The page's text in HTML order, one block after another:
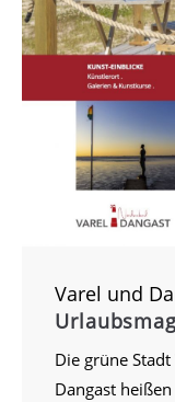
Varel und
Die grüne
Dangast